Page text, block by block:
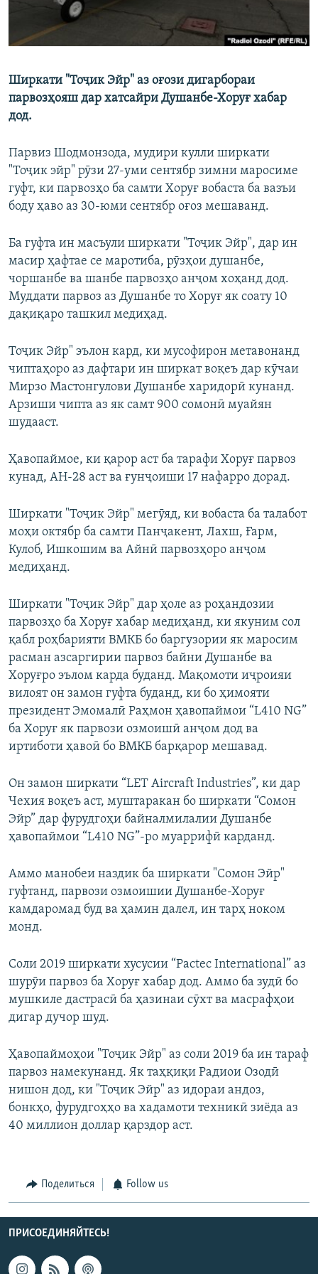
Ширкати "Тоҷик Эйр" аз оғози дигарбораи
парвозҳояш дар хатсайри Душанбе-Хоруғ хабар
дод.
Парвиз Шодмонзода, мудири кулли ширкати
"Тоҷик эйр" рӯзи 27-уми сентябр зимни маросиме
гуфт, ки парвозҳо ба самти Хоруғ вобаста ба вазъи
боду ҳаво аз 30-юми сентябр оғоз мешаванд.
Ба гуфта ин масъули ширкати "Тоҷик Эйр", дар ин
масир ҳафтае се маротиба, рӯзҳои душанбе,
чоршанбе ва шанбе парвозҳо анҷом хоҳанд дод.
Муддати парвоз аз Душанбе то Хоруғ як соату 10
дақиқаро ташкил медиҳад.
Тоҷик Эйр" эълон кард, ки мусофирон метавонанд
чиптаҳоро аз дафтари ин ширкат воқеъ дар кӯчаи
Мирзо Мастонгулови Душанбе харидорӣ кунанд.
Арзиши чипта аз як самт 900 сомонӣ муайян
шудааст.
Ҳавопаймое, ки қарор аст ба тарафи Хоруғ парвоз
кунад, АН-28 аст ва ғунҷоиши 17 нафарро дорад.
Ширкати "Тоҷик Эйр" мегӯяд, ки вобаста ба талабот
моҳи октябр ба самти Панҷакент, Лахш, Ғарм,
Кулоб, Ишкошим ва Айнӣ парвозҳоро анҷом
медиҳанд.
Ширкати "Тоҷик Эйр" дар ҳоле аз роҳандозии
парвозҳо ба Хоруғ хабар медиҳанд, ки якуним сол
қабл роҳбарияти ВМКБ бо баргузории як маросим
расман азсаргирии парвоз байни Душанбе ва
Хоруғро эълом карда буданд. Мақомоти иҷроияи
вилоят он замон гуфта буданд, ки бо ҳимояти
президент Эмомалӣ Раҳмон ҳавопаймои “L410 NG”
ба Хоруғ як парвози озмоишӣ анҷом дод ва
иртиботи ҳавоӣ бо ВМКБ барқарор мешавад.
Он замон ширкати “LET Aircraft Industries”, ки дар
Чехия воқеъ аст, муштаракан бо ширкати “Сомон
Эйр” дар фурудгоҳи байналмилалии Душанбе
ҳавопаймои “L410 NG”-ро муаррифӣ карданд.
Аммо манобеи наздик ба ширкати "Сомон Эйр"
гуфтанд, парвози озмоишии Душанбе-Хоруғ
камдаромад буд ва ҳамин далел, ин тарҳ ноком
монд.
Соли 2019 ширкати хусусии “Pactec International” аз
шурӯи парвоз ба Хоруғ хабар дод. Аммо ба зудӣ бо
мушкиле дастрасӣ ба ҳазинаи сӯхт ва масрафҳои
дигар дучор шуд.
Ҳавопаймоҳои "Тоҷик Эйр" аз соли 2019 ба ин тараф
парвоз намекунанд. Як таҳқиқи Радиои Озодӣ
нишон дод, ки "Тоҷик Эйр" аз идораи андоз,
бонкҳо, фурудгоҳҳо ва хадамоти техникӣ зиёда аз
40 миллион доллар қарздор аст.
Поделиться Follow us
ПРИСОЕДИНЯЙТЕСЬ!